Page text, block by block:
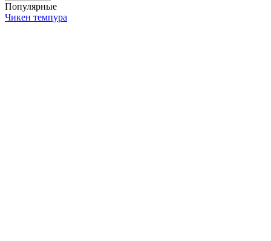
Популярные
Чикен темпура